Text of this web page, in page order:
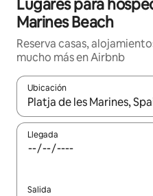
Lugares para
Marines Beach
Reserva casas,
mucho más en Airbnb
Ubicación
Cuando los resultados
Llegada
Salida